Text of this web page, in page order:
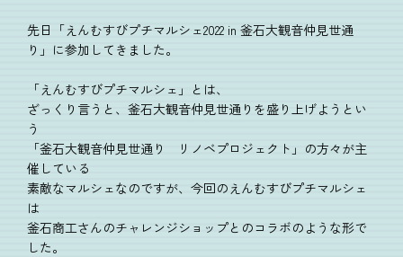
先日「えんむすびプチマルシェ2022 in 釜石大観音仲見世通
り」に参加してきました。
「えんむすびプチマルシェ」とは、
ざっくり言うと、釜石大観音仲見世通りを盛り上げようとい
う
「釜石大観音仲見世通り リノベプロジェクト」の方々が主
催している
素敵なマルシェなのですが、今回のえんむすびプチマルシェ
は
釜石商工さんのチャレンジショップとのコラボのような形で
した。